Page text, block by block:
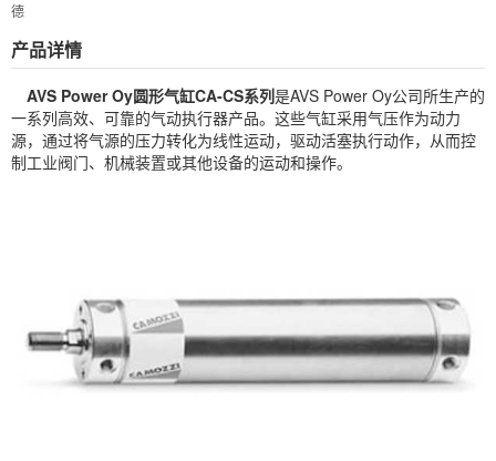
德
产品详情
AVS Power Oy圆形气缸CA-CS系列是AVS Power Oy公司所生产的
一系列高效、可靠的气动执行器产品。这些气缸采用气压作为动力
源，通过将气源的压力转化为线性运动，驱动活塞执行动作，从而控
制工业阀门、机械装置或其他设备的运动和操作。